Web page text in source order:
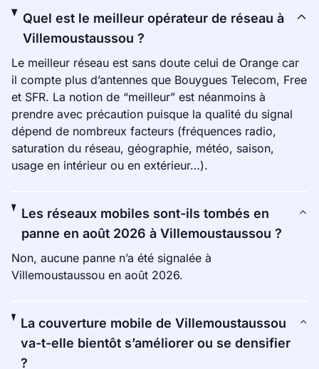
Quel est le meilleur opérateur de réseau à
Villemoustaussou ?
Le meilleur réseau est sans doute celui de Orange car
il compte plus d’antennes que Bouygues Telecom, Free
et SFR. La notion de “meilleur” est néanmoins à
prendre avec précaution puisque la qualité du signal
dépend de nombreux facteurs (fréquences radio,
saturation du réseau, géographie, météo, saison,
usage en intérieur ou en extérieur…).
Les réseaux mobiles sont-ils tombés en
panne en août 2026 à Villemoustaussou ?
Non, aucune panne n’a été signalée à
Villemoustaussou en août 2026.
La couverture mobile de Villemoustaussou
va-t-elle bientôt s’améliorer ou se densifier
?